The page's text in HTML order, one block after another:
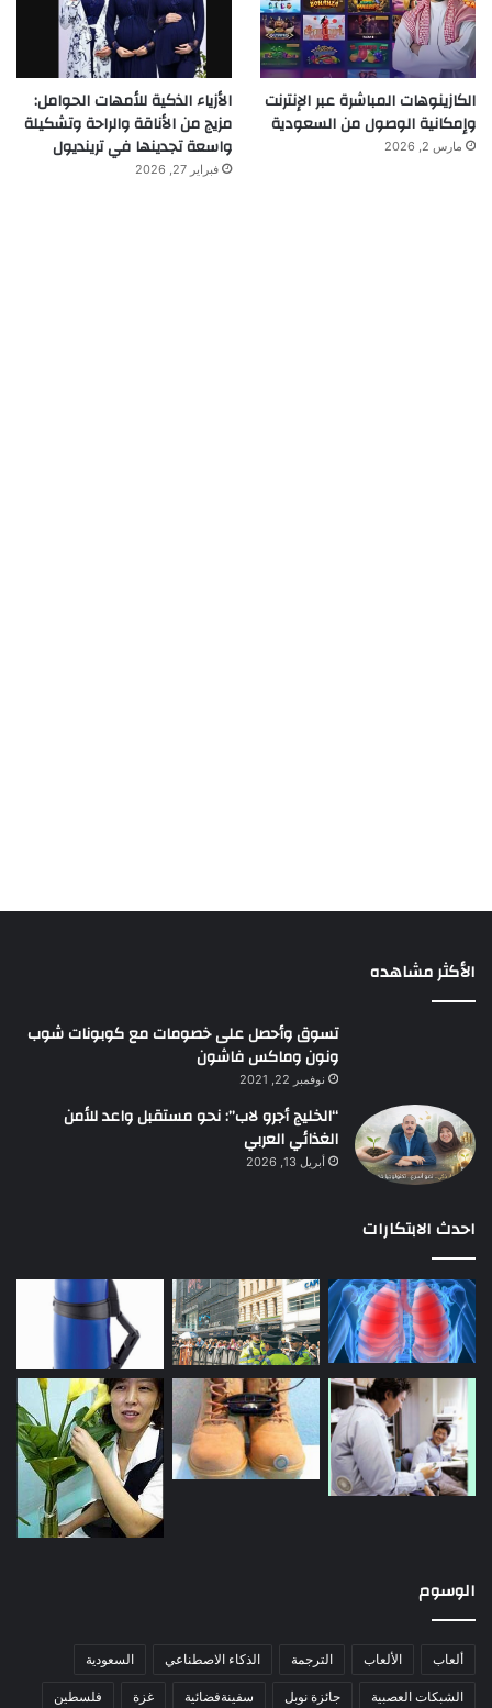
الكازينوهات المباشرة عبر الإنترنت
وإمكانية الوصول من السعودية
مارس 2, 2026
الأزياء الذكية للأمهات الحوامل:
مزيج من الأناقة والراحة وتشكيلة
واسعة تجدينها في ترينديول
فبراير 27, 2026
الأكثر مشاهده
تسوق وأحصل على خصومات مع كوبونات شوب
ونون وماكس فاشون
نوفمبر 22, 2021
“الخليج أجرو لاب”: نحو مستقبل واعد للأمن
الغذائي العربي
أبريل 13, 2026
احدث الابتكارات
الوسوم
ألعاب الألعاب الترجمة الذكاء الاصطناعي السعودية
الشبكات العصبية جائزة نوبل سفينةفضائية غزة فلسطين